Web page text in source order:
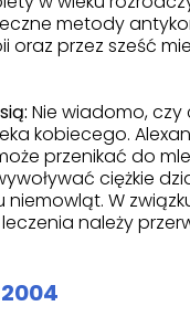
metody
oraz przez sześć
Nie wiadomo,
kobiecego.
przenikać do
ciężkie
W
należy